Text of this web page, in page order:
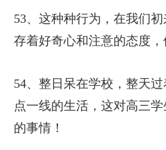
53、这种种行为，在我们
存着好奇心和注意的态度，
54、整日呆在学校，整天
点一线的生活，这对高三
的事情！